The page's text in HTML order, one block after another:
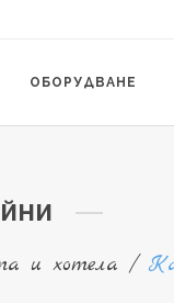
ОБОРУДВАНЕ
и хотела /